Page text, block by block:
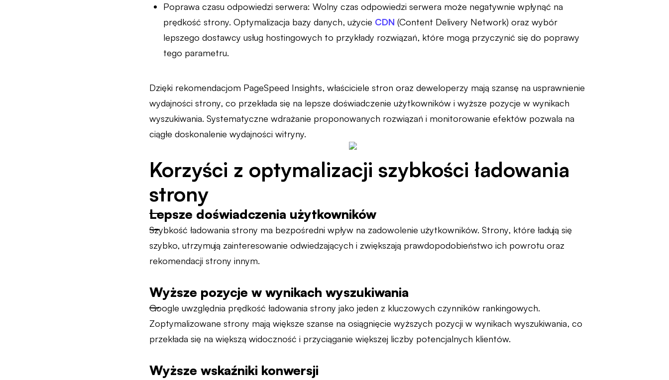
Poprawa czasu odpowiedzi serwera: Wolny czas odpowiedzi serwera może negatywnie wpłynąć na
prędkość strony. Optymalizacja bazy danych, użycie CDN (Content Delivery Network) oraz wybór
lepszego dostawcy usług hostingowych to przykłady rozwiązań, które mogą przyczynić się do poprawy
tego parametru.
Dzięki rekomendacjom PageSpeed Insights, właściciele stron oraz deweloperzy mają szansę na usprawnienie
wydajności strony, co przekłada się na lepsze doświadczenie użytkowników i wyższe pozycje w wynikach
wyszukiwania. Systematyczne wdrażanie proponowanych rozwiązań i monitorowanie efektów pozwala na
ciągłe doskonalenie wydajności witryny.
Korzyści z optymalizacji szybkości ładowania
strony
Lepsze doświadczenia użytkowników
Szybkość ładowania strony ma bezpośredni wpływ na zadowolenie użytkowników. Strony, które ładują się
szybko, utrzymują zainteresowanie odwiedzających i zwiększają prawdopodobieństwo ich powrotu oraz
rekomendacji strony innym.
Wyższe pozycje w wynikach wyszukiwania
Google uwzględnia prędkość ładowania strony jako jeden z kluczowych czynników rankingowych.
Zoptymalizowane strony mają większe szanse na osiągnięcie wyższych pozycji w wynikach wyszukiwania, co
przekłada się na większą widoczność i przyciąganie większej liczby potencjalnych klientów.
Wyższe wskaźniki konwersji